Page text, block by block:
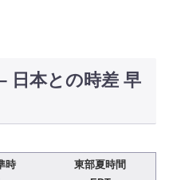
日本との時差 早
時
東部夏時間